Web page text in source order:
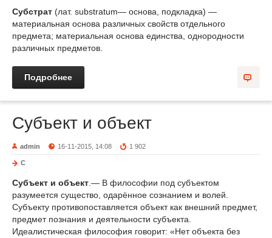
Субстрат (лат. substratum— основа, подкладка) —
материальная основа различных свойств отдельного
предмета; материальная основа единства, однородности
различных предметов.
Подробнее
Субъект и объект
admin 16-11-2015, 14:08 1 902
С
Субъект и объект .— В философии под субъектом
разумеется существо, одарённое сознанием и волей.
Субъекту противопоставляется объект как внешний предмет,
предмет познания и деятельности субъекта.
Идеалистическая философия говорит: «Нет объекта без